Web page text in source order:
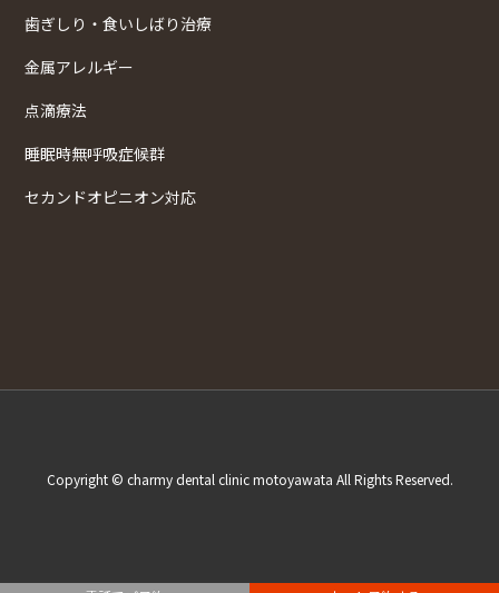
歯ぎしり・食いしばり治療
金属アレルギー
点滴療法
睡眠時無呼吸症候群
セカンドオピニオン対応
Copyright © charmy dental clinic motoyawata All Rights Reserved.